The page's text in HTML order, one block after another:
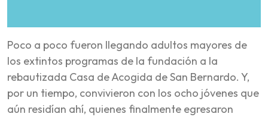
Poco a poco fueron llegando adultos mayores de
los extintos programas de la fundación a la
rebautizada Casa de Acogida de San Bernardo. Y,
por un tiempo, convivieron con los ocho jóvenes que
aún residían ahí, quienes finalmente egresaron